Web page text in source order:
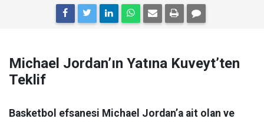
Michael Jordan’ın Yatına Kuveyt’ten
Teklif
Basketbol efsanesi Michael Jordan’a ait olan ve